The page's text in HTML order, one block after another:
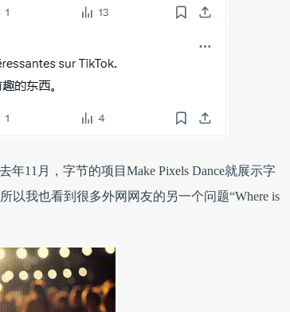
11月，字节的项目Make Pixels Dance就展示字
我也看到很多外网网友的另一个问题“Where is